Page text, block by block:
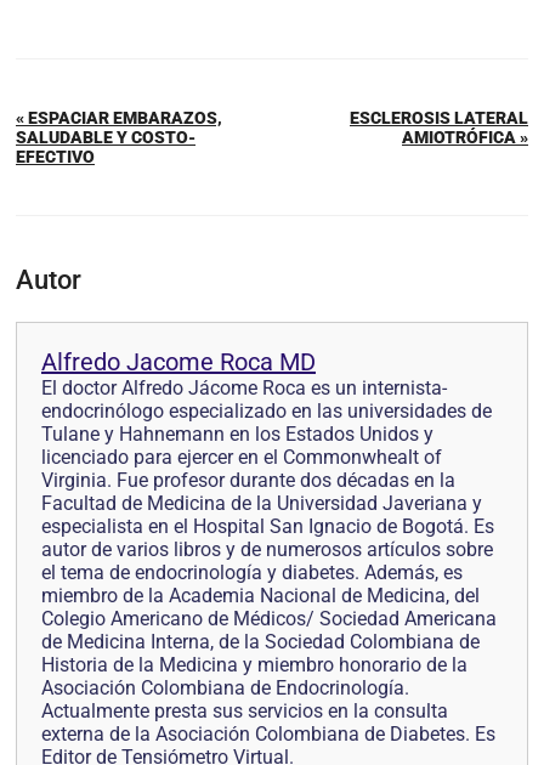
« ESPACIAR EMBARAZOS,
SALUDABLE Y COSTO-
EFECTIVO
ESCLEROSIS LATERAL
AMIOTRÓFICA »
Autor
Alfredo Jacome Roca MD
El doctor Alfredo Jácome Roca es un internista-
endocrinólogo especializado en las universidades de
Tulane y Hahnemann en los Estados Unidos y
licenciado para ejercer en el Commonwhealt of
Virginia. Fue profesor durante dos décadas en la
Facultad de Medicina de la Universidad Javeriana y
especialista en el Hospital San Ignacio de Bogotá. Es
autor de varios libros y de numerosos artículos sobre
el tema de endocrinología y diabetes. Además, es
miembro de la Academia Nacional de Medicina, del
Colegio Americano de Médicos/ Sociedad Americana
de Medicina Interna, de la Sociedad Colombiana de
Historia de la Medicina y miembro honorario de la
Asociación Colombiana de Endocrinología.
Actualmente presta sus servicios en la consulta
externa de la Asociación Colombiana de Diabetes. Es
Editor de Tensiómetro Virtual.